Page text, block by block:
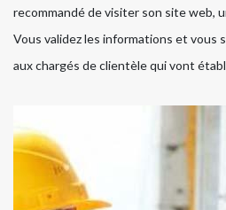
recommandé de visiter son site web,
Vous validez les informations et vous
aux chargés de clientèle qui vont